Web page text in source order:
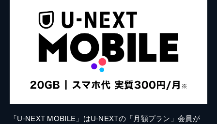
「U-NEXT MOBILE」はU-NEXTの「月額プラン」会員が